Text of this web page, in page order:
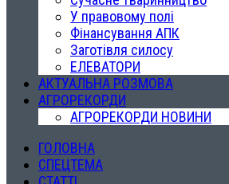
У правовому полі
Фінансування АПК
Заготівля силосу
ЕЛЕВАТОРИ
АКТУАЛЬНА РОЗМОВА
АГРОРЕКОРДИ
АГРОРЕКОРДИ НОВИНИ
ГОЛОВНА
СПЕЦТЕМА